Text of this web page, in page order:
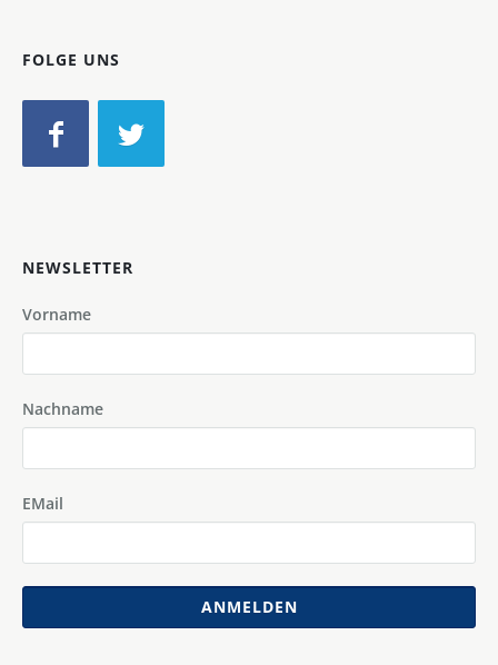
FOLGE UNS
NEWSLETTER
Vorname
Nachname
EMail
ANMELDEN